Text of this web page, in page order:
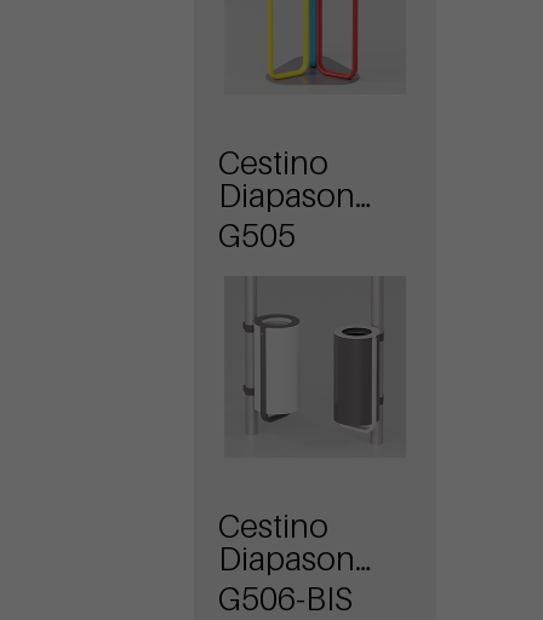
Cestino
Diapason
attacco a
G505
Cestino
Diapason
attacco a
G506-BIS